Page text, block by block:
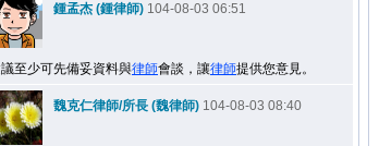
鍾孟杰 (鍾律師) 104-08-03 06:51
至少可先備妥資料與律師會談，讓律師提供您意見。
魏克仁律師/所長 (魏律師) 104-08-03 08:40